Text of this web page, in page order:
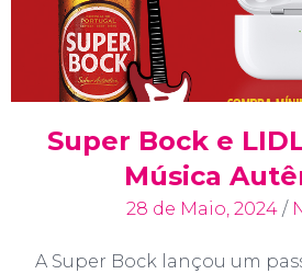
Super Bock e
Música
28 de Maio, 2024 /
A Super Bock lançou um